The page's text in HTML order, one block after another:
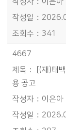
341
4667
[(재)태
용 공고
이은아